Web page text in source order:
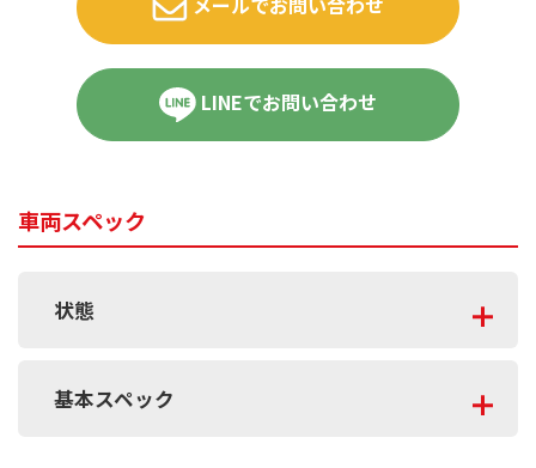
LINEでお問い合わせ
車両スペック
状態
基本スペック